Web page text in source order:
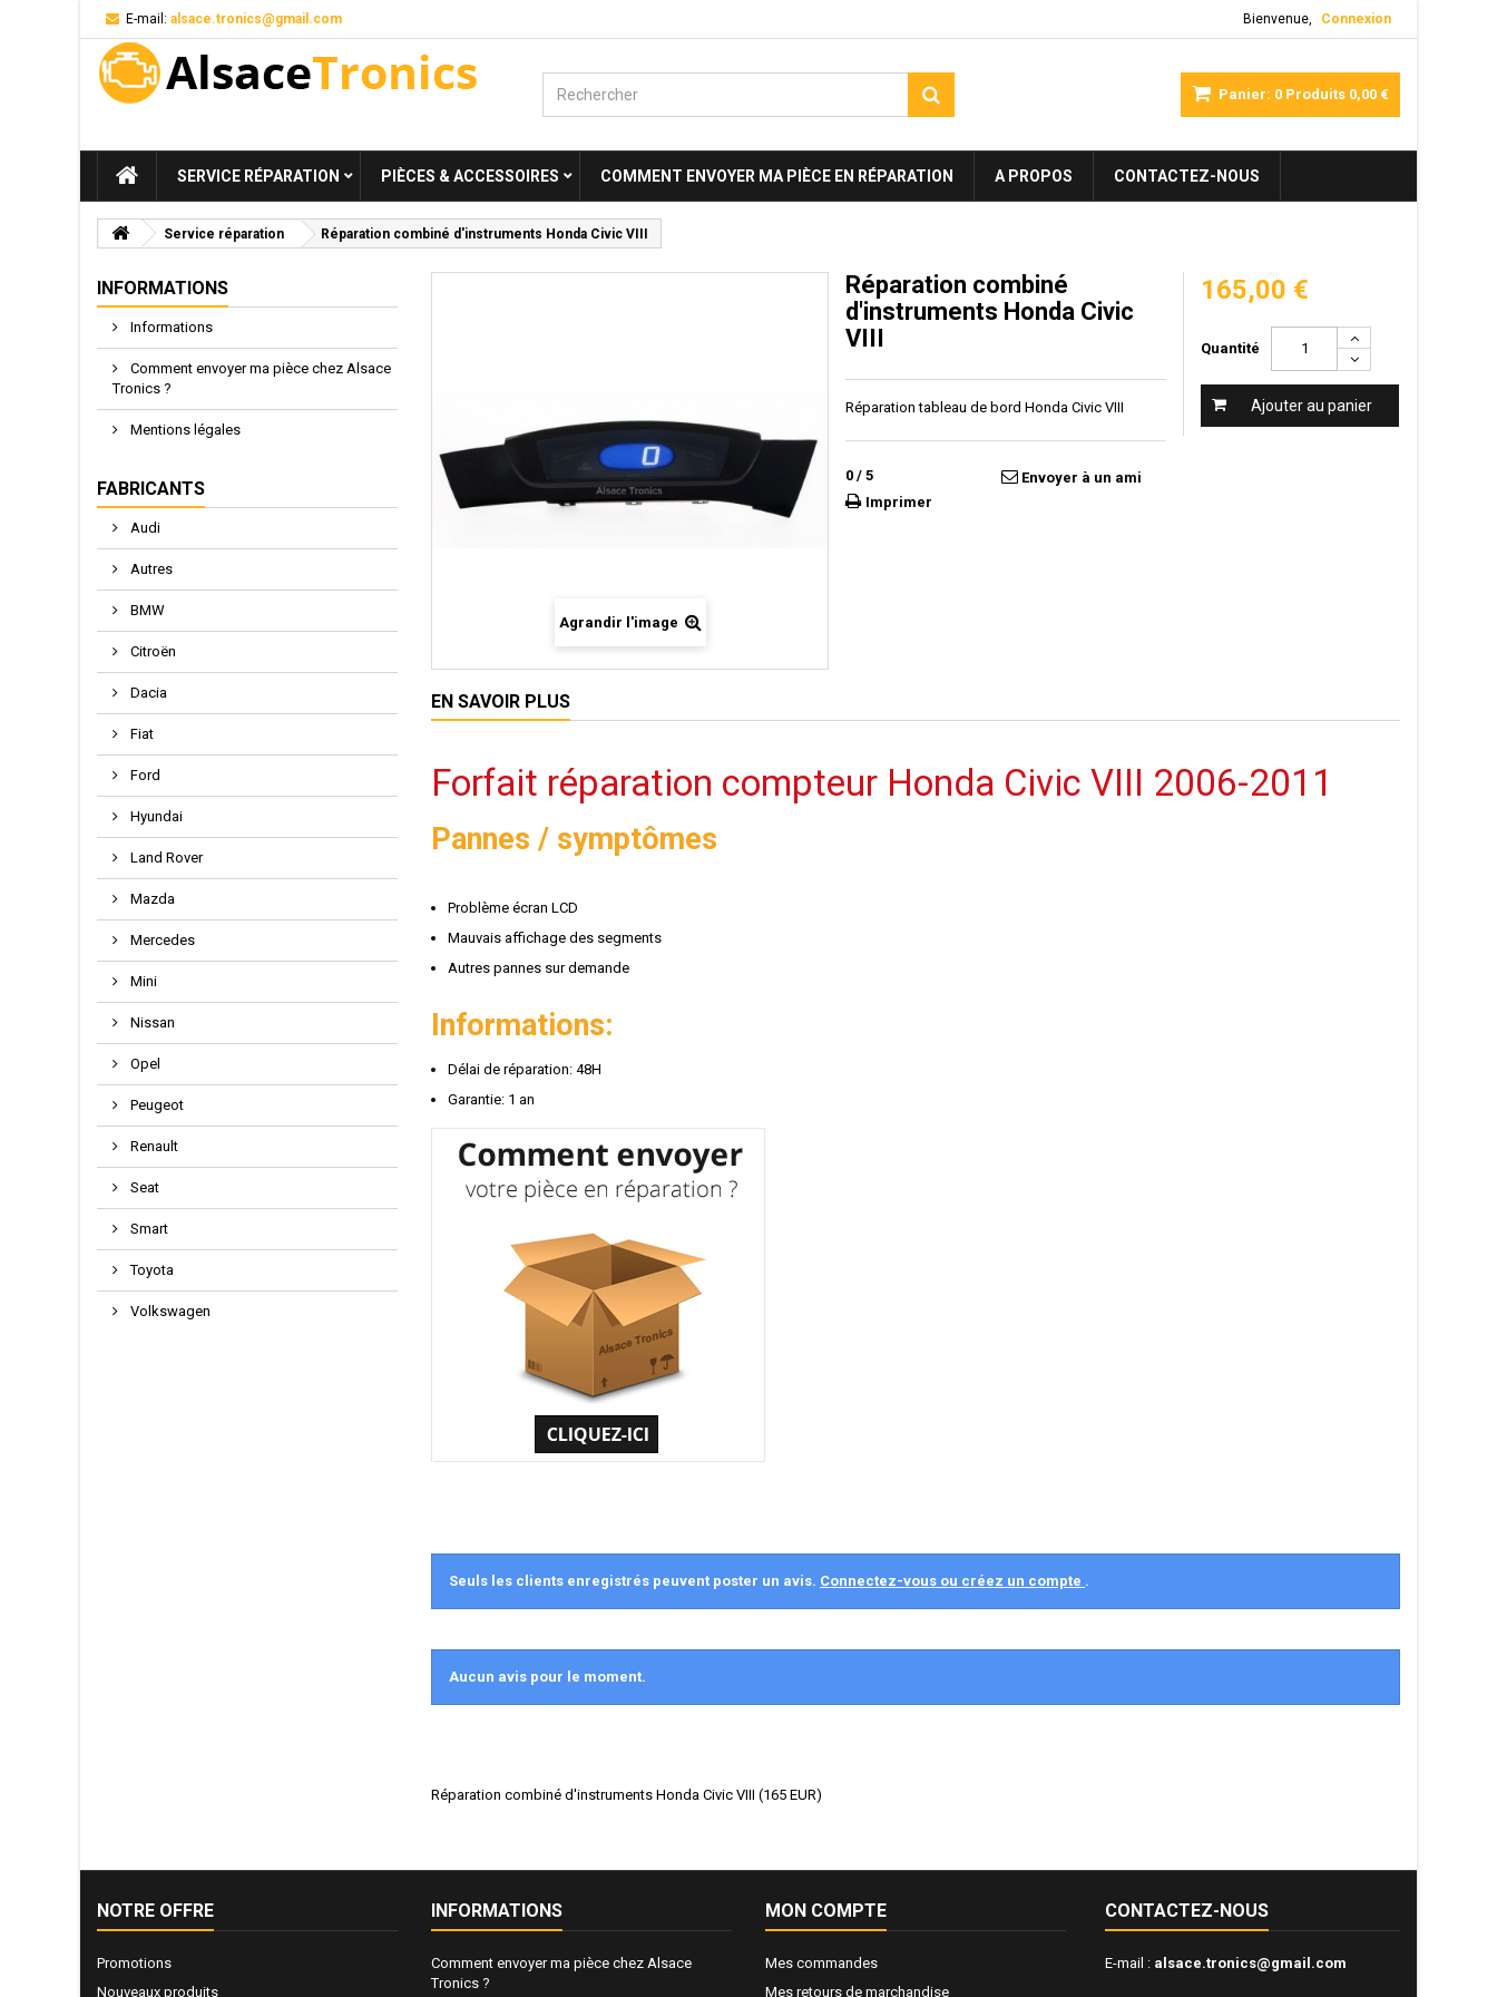
Bienvenue, Connexion
E-mail: alsace.tronics@gmail.com
Panier: 0 Produits 0,00 €
SERVICE RÉPARATION PIÈCES & ACCESSOIRES COMMENT ENVOYER MA PIÈCE EN RÉPARATION A PROPOS CONTACTEZ-NOUS
Service réparation Réparation combiné d'instruments Honda Civic VIII
INFORMATIONS
Informations
Comment envoyer ma pièce chez Alsace
Tronics ?
Mentions légales
FABRICANTS
Audi
Autres
BMW
Citroën
Dacia
Fiat
Ford
Hyundai
Land Rover
Mazda
Mercedes
Mini
Nissan
Opel
Peugeot
Renault
Seat
Smart
Toyota
Volkswagen
Agrandir l'image
Réparation combiné
d'instruments Honda Civic
VIII
Réparation tableau de bord Honda Civic VIII
0 / 5
Envoyer à un ami
Imprimer
165,00 €
Quantité
Ajouter au panier
EN SAVOIR PLUS
Forfait réparation compteur Honda Civic VIII 2006-2011
Pannes / symptômes
Problème écran LCD
Mauvais affichage des segments
Autres pannes sur demande
Informations:
Délai de réparation: 48H
Garantie: 1 an
Seuls les clients enregistrés peuvent poster un avis. Connectez-vous ou créez un compte .
Aucun avis pour le moment.
Réparation combiné d'instruments Honda Civic VIII (165 EUR)
NOTRE OFFRE
Promotions
Nouveaux produits
INFORMATIONS
Comment envoyer ma pièce chez Alsace
Tronics ?
MON COMPTE
Mes commandes
Mes retours de marchandise
CONTACTEZ-NOUS
E-mail : alsace.tronics@gmail.com